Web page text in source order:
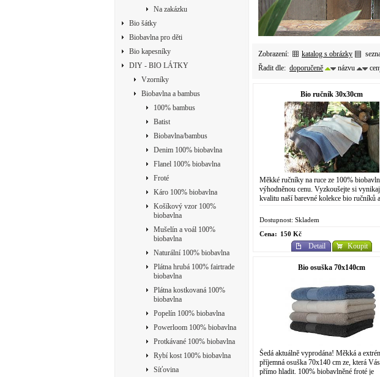
Na zakázku
Bio šátky
Biobavlna pro děti
Bio kapesníky
DIY - BIO LÁTKY
Vzorníky
Biobavlna a bambus
100% bambus
Batist
Biobavlna/bambus
Denim 100% biobavlna
Flanel 100% biobavlna
Froté
Káro 100% biobavlna
Košíkový vzor 100%
biobavlna
Mušelín a voál 100%
biobavlna
Naturální 100% biobavlna
Plátna hrubá 100% fairtrade
biobavlna
Plátna kostkovaná 100%
biobavlna
Popelín 100% biobavlna
Powerloom 100% biobavlna
Protkávané 100% biobavlna
Rybí kost 100% biobavlna
Síťovina
Zobrazení: katalog s obrázky
Řadit dle: doporučeně názvu
Bio ručník 30x30cm
Měkké ručníky na ruce ze 100%
výhodněnou cenu. Vyzkoušejte si
kvalitu naší barevné kolekce bio ručníků a
(světlejší)...
Dostupnost: Skladem
Cena: 150 Kč
Detail Koupit
Bio osuška 70x140cm
Šedá aktuálně vyprodána! Měkká a
příjemná osuška 70x140 cm ze, která
přímo hladit. 100% biobavlněné froté je